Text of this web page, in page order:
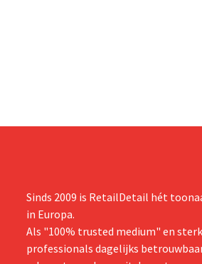
Sinds 2009 is RetailDetail hét
in Europa.
Als "100% trusted medium" en
professionals dagelijks